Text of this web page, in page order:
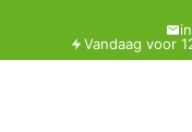
Vandaag voor